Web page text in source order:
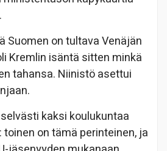
Suomen on tultava Venäjän
Kremlin isäntä sitten minkä
tahansa. Niinistö asettui
kaksi koulukuntaa
on tämä perinteinen, ja